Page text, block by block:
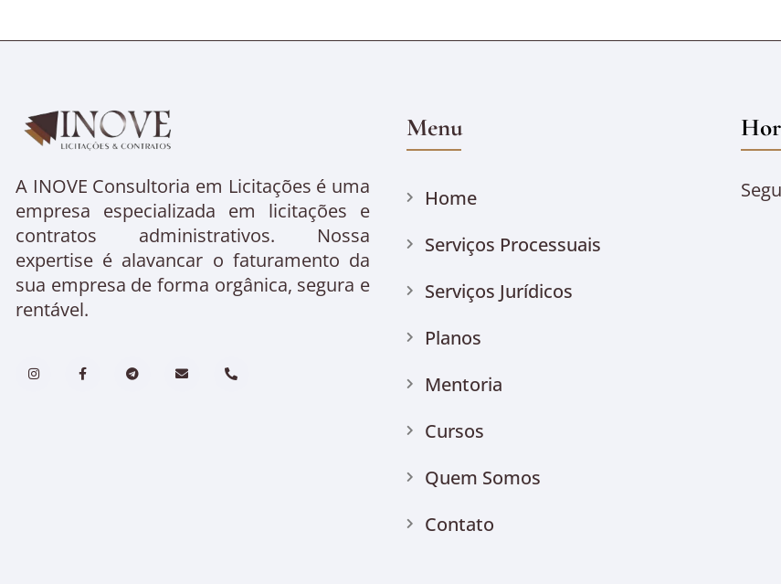
A INOVE Consultoria em Licitações é uma
empresa especializada em licitações e
contratos administrativos. Nossa
expertise é alavancar o faturamento da
sua empresa de forma orgânica, segura e
rentável.
Menu
Home
Serviços Processuais
Serviços Jurídicos
Planos
Mentoria
Cursos
Quem Somos
Contato